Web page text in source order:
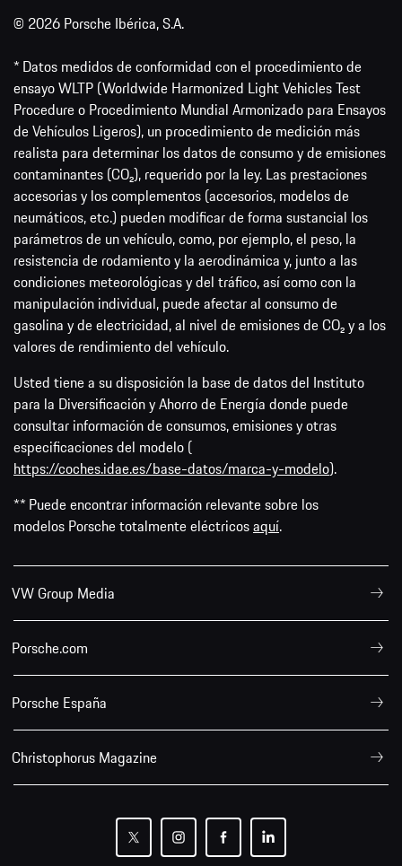
© 2026 Porsche Ibérica, S.A.
* Datos medidos de conformidad con el procedimiento de
ensayo WLTP (Worldwide Harmonized Light Vehicles Test
Procedure o Procedimiento Mundial Armonizado para Ensayos
de Vehículos Ligeros), un procedimiento de medición más
realista para determinar los datos de consumo y de emisiones
contaminantes (CO₂), requerido por la ley. Las prestaciones
accesorias y los complementos (accesorios, modelos de
neumáticos, etc.) pueden modificar de forma sustancial los
parámetros de un vehículo, como, por ejemplo, el peso, la
resistencia de rodamiento y la aerodinámica y, junto a las
condiciones meteorológicas y del tráfico, así como con la
manipulación individual, puede afectar al consumo de
gasolina y de electricidad, al nivel de emisiones de CO₂ y a los
valores de rendimiento del vehículo.
Usted tiene a su disposición la base de datos del Instituto
para la Diversificación y Ahorro de Energía donde puede
consultar información de consumos, emisiones y otras
especificaciones del modelo (
https://coches.idae.es/base-datos/marca-y-modelo).
** Puede encontrar información relevante sobre los
modelos Porsche totalmente eléctricosaquí.
VW Group Media
Porsche.com
Porsche España
Christophorus Magazine